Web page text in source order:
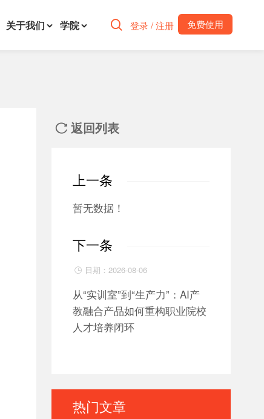
关于我们 学院  登录 / 注册 免费使用
 返回列表
上一条
暂无数据！
下一条
 日期：2026-08-06
从“实训室”到“生产力”：AI产
教融合产品如何重构职业院校
人才培养闭环
热门文章